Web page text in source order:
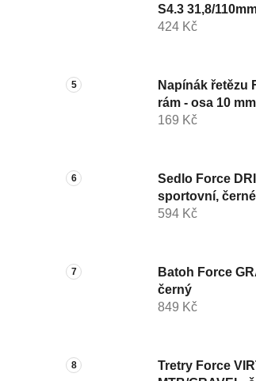
S4.3 31,8/
424 Kč
Napínák řetězu
rám - osa 10 mm
169 Kč
Sedlo Force
sportovní, černé
594 Kč
Batoh Force
černý
849 Kč
Tretry Force